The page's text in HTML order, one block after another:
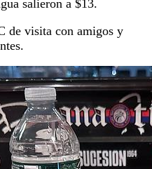
salieron a $13.
de visita con amigos y